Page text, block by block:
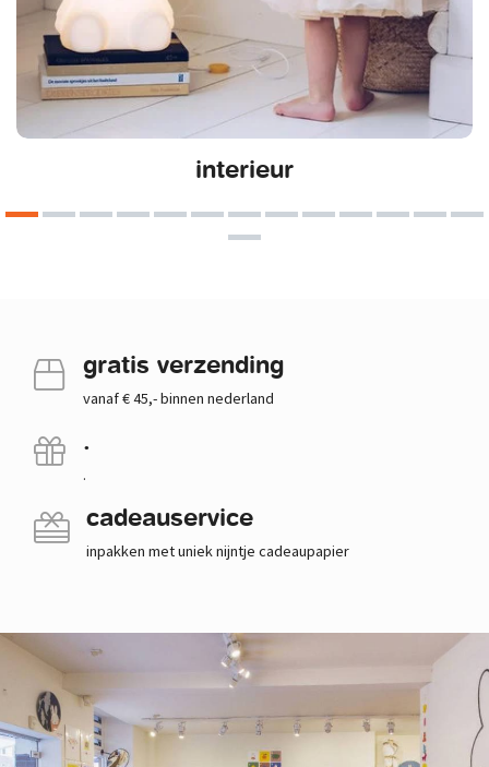
interieur
gratis verzending
vanaf € 45,- binnen nederland
.
.
cadeauservice
inpakken met uniek nijntje cadeaupapier